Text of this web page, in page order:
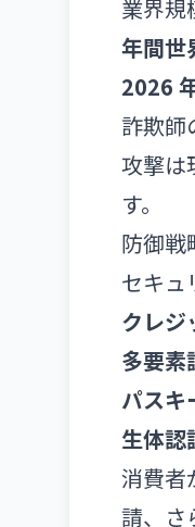
業界規
年間世
2026
詐欺師
攻撃は
す。
防御戦
セキュ
クレジ
多要素
パスキ
生体認
消費者
請、さ